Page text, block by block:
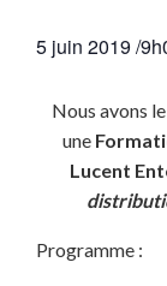
5 juin 2019 /
Nous avons
une
Lucent
Programme :